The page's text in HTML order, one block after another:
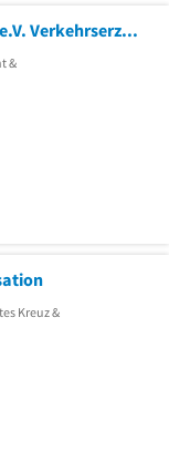
Kreisverkehrswacht Meckl.-Strelitz e.V. Verkehrserziehung
&
Kreuz &